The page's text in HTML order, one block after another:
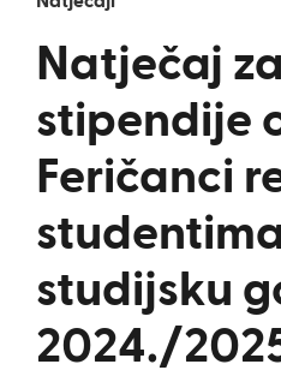
Natječaj
stipendije
Feričanci
studijsku
2024./